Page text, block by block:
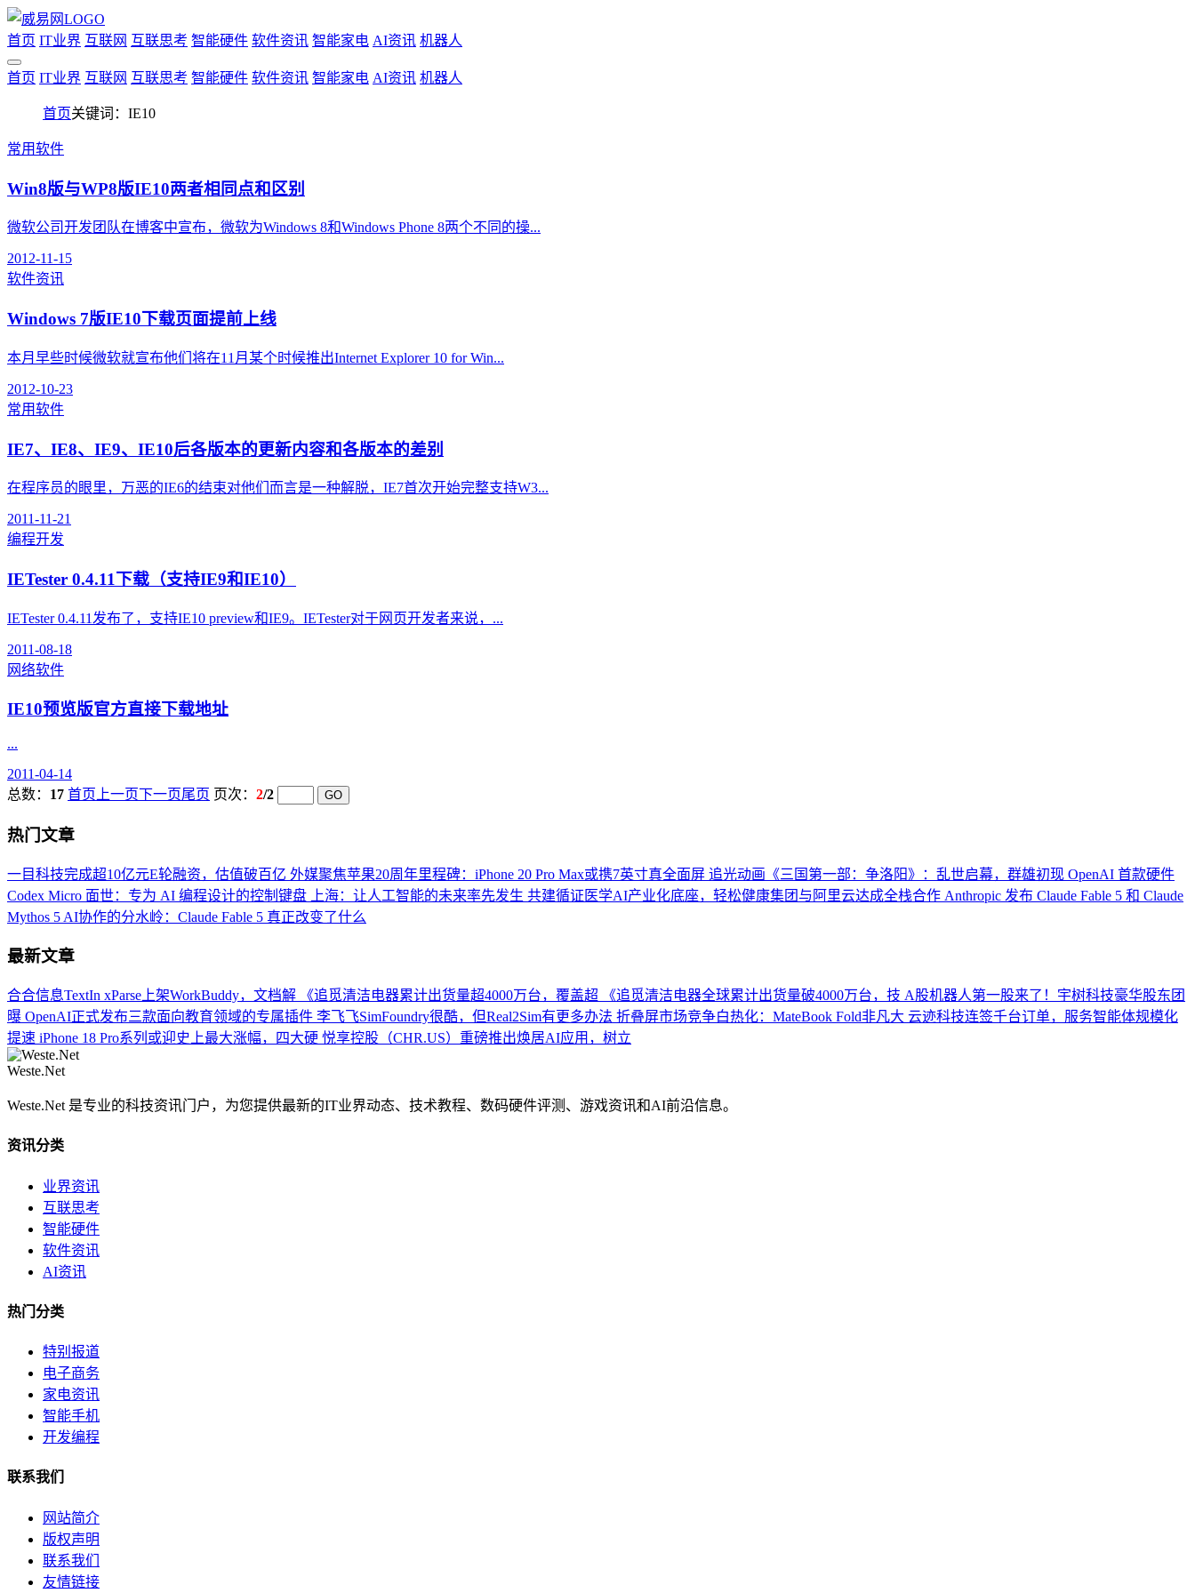
首页 IT业界 互联网 互联思考 智能硬件 软件资讯 智能家电 AI资讯 机器人
首页 IT业界 互联网 互联思考 智能硬件 软件资讯 智能家电 AI资讯 机器人
首页关键词：IE10
常用软件
Win8版与WP8版IE10两者相同点和区别
微软公司开发团队在博客中宣布，微软为Windows 8和Windows Phone 8两个不同的操...
2012-11-15
软件资讯
Windows 7版IE10下载页面提前上线
本月早些时候微软就宣布他们将在11月某个时候推出Internet Explorer 10 for Win...
2012-10-23
常用软件
IE7、IE8、IE9、IE10后各版本的更新内容和各版本的差别
在程序员的眼里，万恶的IE6的结束对他们而言是一种解脱，IE7首次开始完整支持W3...
2011-11-21
编程开发
IETester 0.4.11下载（支持IE9和IE10）
IETester 0.4.11发布了，支持IE10 preview和IE9。IETester对于网页开发者来说，...
2011-08-18
网络软件
IE10预览版官方直接下载地址
...
2011-04-14
总数： 17 首页 上一页下一页尾页 页次： 2/2
热门文章
一目科技完成超10亿元E轮融资，估值破百亿 外媒聚焦苹果20周年里程碑：iPhone 20 Pro Max或携7英寸真全面屏 追光动画《三国第一部：争洛阳》：乱世启幕，群雄初现 OpenAI 首款硬件
Codex Micro 面世：专为 AI 编程设计的控制键盘
上海：让人工智能的未来率先发生 共建循证医学AI产业化底座，轻松健康集团与阿里云达成全栈合作 Anthropic 发布 Claude Fable 5 和 Claude
Mythos 5 AI协作的分水岭：Claude Fable 5 真正改变了什么
最新文章
合合信息TextIn xParse上架WorkBuddy，文档解 《追觅清洁电器累计出货量超4000万台，覆盖超 《追觅清洁电器全球累计出货量破4000万台，技 A股机器人第一股来了！宇树科技豪华股东团
曝 OpenAI正式发布三款面向教育领域的专属插件 李飞飞SimFoundry很酷，但Real2Sim有更多办法 折叠屏市场竞争白热化：MateBook Fold非凡大 云迹科技连签千台订单，服务智能体规模化
提速 iPhone 18 Pro系列或迎史上最大涨幅，四大硬 悦享控股（CHR.US）重磅推出焕居AI应用，树立
Weste.Net
Weste.Net 是专业的科技资讯门户，为您提供最新的IT业界动态、技术教程、数码硬件评测、游戏资讯和AI前沿信息。
资讯分类
业界资讯
互联思考
智能硬件
软件资讯
AI资讯
热门分类
特别报道
电子商务
家电资讯
智能手机
开发编程
联系我们
网站简介
版权声明
联系我们
友情链接